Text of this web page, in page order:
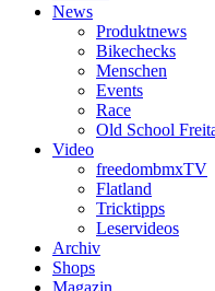
News
Produktnews
Bikechecks
Menschen
Events
Race
Old School
Video
freedombmxTV
Flatland
Tricktipps
Leservideos
Archiv
Shops
Magazin